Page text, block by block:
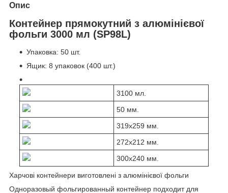
Опис
Контейнер прямокутний з алюмінієвої
фольги 3000 мл (SP98L)
Упаковка: 50 шт.
Ящик: 8 упаковок (400 шт.)
3100 мл.
50 мм.
319х259 мм.
272х212 мм.
300х240 мм.
Харчові контейнери виготовлені з алюмінієвої фольги
Одноразовый фольгированный контейнер подходит для